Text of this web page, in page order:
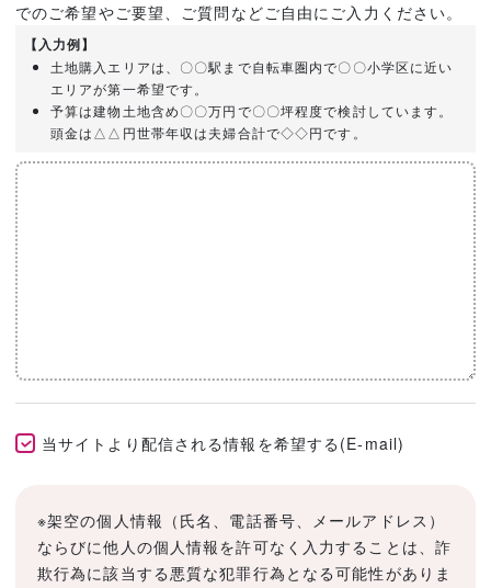
でのご希望やご要望、ご質問などご自由にご入力ください。
【入力例】
土地購入エリアは、〇〇駅まで自転車圏内で〇〇小学区に近い
エリアが第一希望です。
予算は建物土地含め〇〇万円で〇〇坪程度で検討しています。
頭金は△△円世帯年収は夫婦合計で◇◇円です。
当サイトより配信される情報を希望する(E-mail)
※架空の個人情報（氏名、電話番号、メールアドレス）
ならびに他人の個人情報を許可なく入力することは、詐
欺行為に該当する悪質な犯罪行為となる可能性がありま